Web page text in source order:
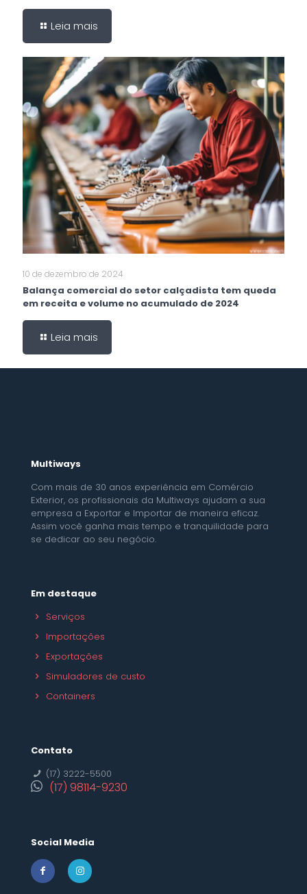
Leia mais
10 de dezembro de 2024
Balança comercial do setor calçadista tem queda
em receita e volume no acumulado de 2024
Leia mais
Multiways
Com mais de 30 anos experiência em Comércio
Exterior, os profissionais da Multiways ajudam a sua
empresa a Exportar e Importar de maneira eficaz.
Assim você ganha mais tempo e tranquilidade para
se dedicar ao seu negócio.
Em destaque
Serviços
Importações
Exportações
Simuladores de custo
Containers
Contato
(17) 3222-5500
(17) 98114-9230
Social Media